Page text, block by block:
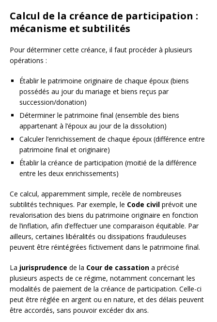
Calcul de la créance de participation :
mécanisme et subtilités
Pour déterminer cette créance, il faut procéder à plusieurs
opérations :
Établir le patrimoine originaire de chaque époux (biens
possédés au jour du mariage et biens reçus par
succession/donation)
Déterminer le patrimoine final (ensemble des biens
appartenant à l’époux au jour de la dissolution)
Calculer l’enrichissement de chaque époux (différence entre
patrimoine final et originaire)
Établir la créance de participation (moitié de la différence
entre les deux enrichissements)
Ce calcul, apparemment simple, recèle de nombreuses
subtilités techniques. Par exemple, le Code civil prévoit une
revalorisation des biens du patrimoine originaire en fonction
de l’inflation, afin d’effectuer une comparaison équitable. Par
ailleurs, certaines libéralités ou dissipations frauduleuses
peuvent être réintégrées fictivement dans le patrimoine final.
La jurisprudence de la Cour de cassation a précisé
plusieurs aspects de ce régime, notamment concernant les
modalités de paiement de la créance de participation. Celle-ci
peut être réglée en argent ou en nature, et des délais peuvent
être accordés, sans pouvoir excéder dix ans.